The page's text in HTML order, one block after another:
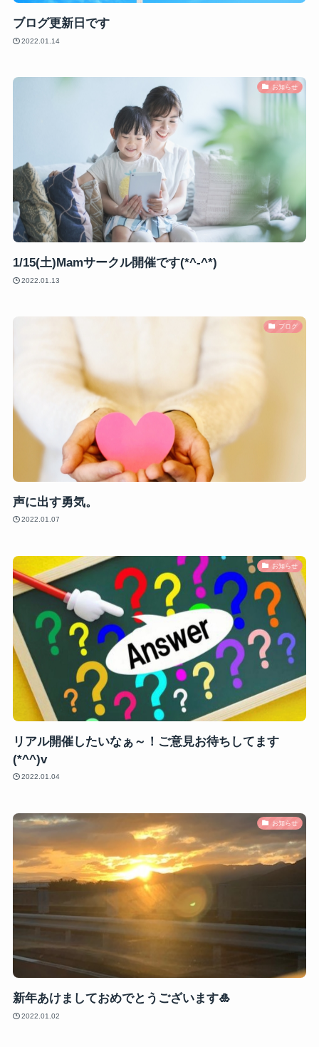
ブログ更新日です
2022.01.14
お知らせ
1/15(土)Mamサークル開催です(*^-^*)
2022.01.13
ブログ
声に出す勇気。
2022.01.07
お知らせ
リアル開催したいなぁ～！ご意見お待ちしてます
(*^^)v
2022.01.04
お知らせ
新年あけましておめでとうございます🎍
2022.01.02